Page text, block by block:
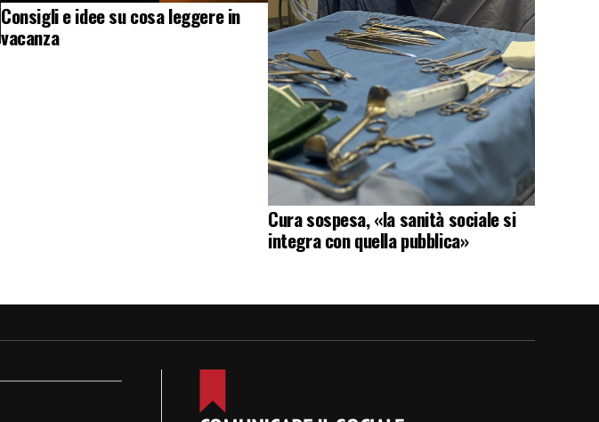
Consigli e idee su cosa leggere in
vacanza
Cura sospesa, «la sanità sociale si
integra con quella pubblica»